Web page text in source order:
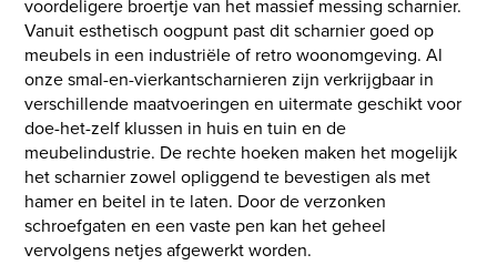
voordeligere broertje van het massief messing scharnier.
Vanuit esthetisch oogpunt past dit scharnier goed op
meubels in een industriële of retro woonomgeving. Al
onze smal-en-vierkantscharnieren zijn verkrijgbaar in
verschillende maatvoeringen en uitermate geschikt voor
doe-het-zelf klussen in huis en tuin en de
meubelindustrie. De rechte hoeken maken het mogelijk
het scharnier zowel opliggend te bevestigen als met
hamer en beitel in te laten. Door de verzonken
schroefgaten en een vaste pen kan het geheel
vervolgens netjes afgewerkt worden.